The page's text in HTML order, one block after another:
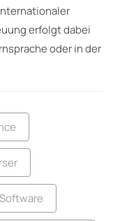
erfolgt dabei
oder in der